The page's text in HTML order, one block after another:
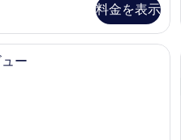
料金を表示
業スペース
ミニバー、セーフティボックス (
ー